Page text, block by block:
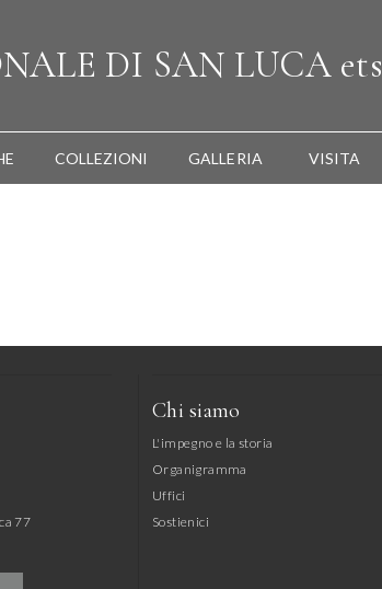
DI SAN LUCA ets
COLLEZIONI GALLERIA VISITA
77
Chi siamo
L'impegno e la storia
Organigramma
Uffici
Sostienici